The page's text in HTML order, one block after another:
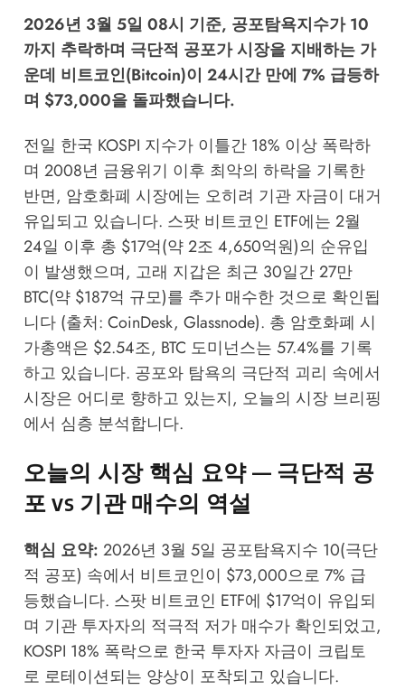
2026년 3월 5일 08시 기준, 공포탐욕지수가 10
까지 추락하며 극단적 공포가 시장을 지배하는 가
운데 비트코인(Bitcoin)이 24시간 만에 7% 급등하
며 $73,000을 돌파했습니다.
전일 한국 KOSPI 지수가 이틀간 18% 이상 폭락하
며 2008년 금융위기 이후 최악의 하락을 기록한
반면, 암호화폐 시장에는 오히려 기관 자금이 대거
유입되고 있습니다. 스팟 비트코인 ETF에는 2월
24일 이후 총 $17억(약 2조 4,650억원)의 순유입
이 발생했으며, 고래 지갑은 최근 30일간 27만
BTC(약 $187억 규모)를 추가 매수한 것으로 확인됩
니다 (출처: CoinDesk, Glassnode). 총 암호화폐 시
가총액은 $2.54조, BTC 도미넌스는 57.4%를 기록
하고 있습니다. 공포와 탐욕의 극단적 괴리 속에서
시장은 어디로 향하고 있는지, 오늘의 시장 브리핑
에서 심층 분석합니다.
오늘의 시장 핵심 요약 — 극단적 공
포 vs 기관 매수의 역설
핵심 요약: 2026년 3월 5일 공포탐욕지수 10(극단
적 공포) 속에서 비트코인이 $73,000으로 7% 급
등했습니다. 스팟 비트코인 ETF에 $17억이 유입되
며 기관 투자자의 적극적 저가 매수가 확인되었고,
KOSPI 18% 폭락으로 한국 투자자 자금이 크립토
로 로테이션되는 양상이 포착되고 있습니다.